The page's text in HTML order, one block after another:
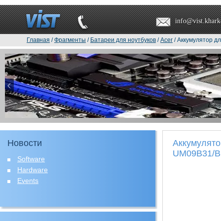
Главная /Фрагменты / Батареи для ноутбуков /Acer / Аккумулятор
Новости
Software
Hardware
Events
UM09B31/